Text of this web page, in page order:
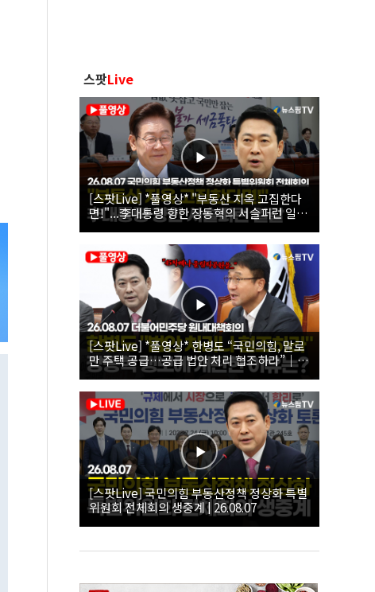
스팟Live
[스팟Live] *풀영상* "부동산 지옥 고집한다
면!"...李대통령 향한 장동혁의 서슬퍼런 일갈
| 26.08.07 국민의힘 부동산정책 정상화 특별
위원회 전체회의
[스팟Live] *풀영상* 한병도 “국민의힘, 말로
만 주택 공급…공급 법안 처리 협조하라”｜
26.08.07 더불어민주당 원내대책회의
[스팟Live] 국민의힘 부동산정책 정상화 특별
위원회 전체회의 생중계 | 26.08.07